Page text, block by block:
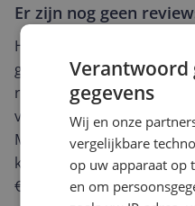
Er zijn nog geen
Heb jij dit product in bezit
geven? Start dan
review. Afhankelijk van de
van een review gemiddeld
Met jouw mening help je
keuze te maken én maak
€250,-!
Klik hier voor de
Verantwoord
gegevens
Wij en onze
vergelijkbare
op uw apparaat op
en om